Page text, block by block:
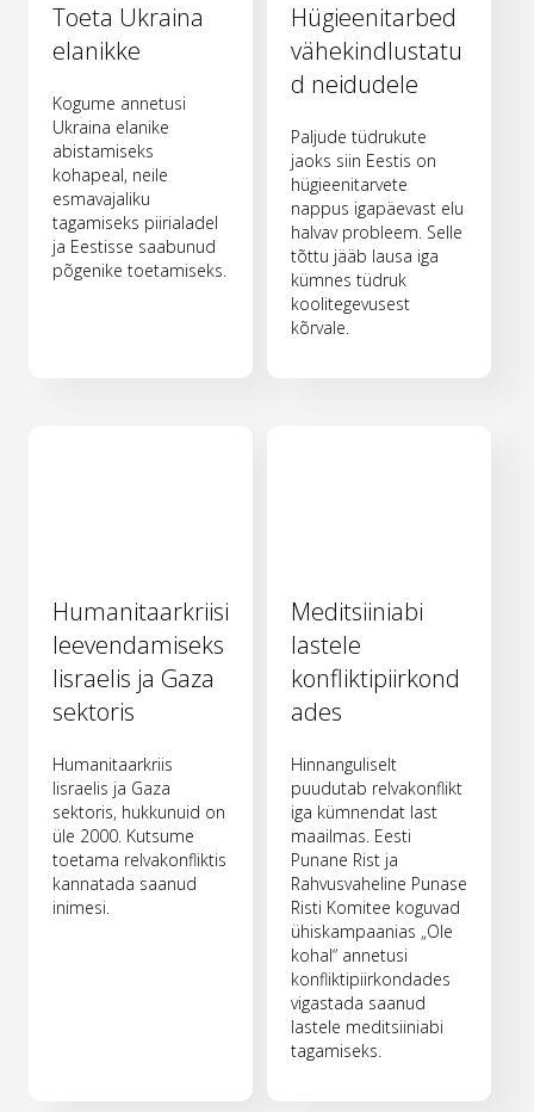
Toeta Ukraina
elanikke
Kogume annetusi
Ukraina elanike
abistamiseks
kohapeal, neile
esmavajaliku
tagamiseks piirialadel
ja Eestisse saabunud
põgenike toetamiseks.
Hügieenitarbed
vähekindlustatu
d neidudele
Paljude tüdrukute
jaoks siin Eestis on
hügieenitarvete
nappus igapäevast elu
halvav probleem. Selle
tõttu jääb lausa iga
kümnes tüdruk
koolitegevusest
kõrvale.
Humanitaarkriisi
leevendamiseks
Iisraelis ja Gaza
sektoris
Humanitaarkriis
Iisraelis ja Gaza
sektoris, hukkunuid on
üle 2000. Kutsume
toetama relvakonfliktis
kannatada saanud
inimesi.
Meditsiiniabi
lastele
konfliktipiirkond
ades
Hinnanguliselt
puudutab relvakonflikt
iga kümnendat last
maailmas. Eesti
Punane Rist ja
Rahvusvaheline Punase
Risti Komitee koguvad
ühiskampaanias „Ole
kohal“ annetusi
konfliktipiirkondades
vigastada saanud
lastele meditsiiniabi
tagamiseks.